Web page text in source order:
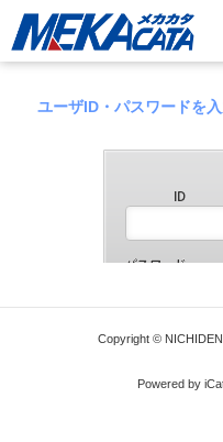
ユーザID・パスワードを入
Copyright ©
Powered by